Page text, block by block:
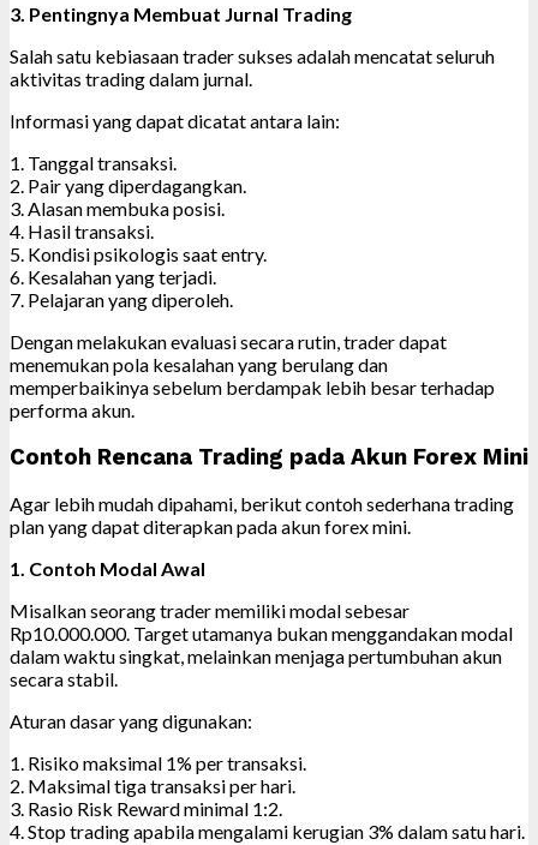
3. Pentingnya Membuat Jurnal Trading
Salah satu kebiasaan trader sukses adalah mencatat seluruh
aktivitas trading dalam jurnal.
Informasi yang dapat dicatat antara lain:
1. Tanggal transaksi.
2. Pair yang diperdagangkan.
3. Alasan membuka posisi.
4. Hasil transaksi.
5. Kondisi psikologis saat entry.
6. Kesalahan yang terjadi.
7. Pelajaran yang diperoleh.
Dengan melakukan evaluasi secara rutin, trader dapat
menemukan pola kesalahan yang berulang dan
memperbaikinya sebelum berdampak lebih besar terhadap
performa akun.
Contoh Rencana Trading pada Akun Forex Mini
Agar lebih mudah dipahami, berikut contoh sederhana trading
plan yang dapat diterapkan pada akun forex mini.
1. Contoh Modal Awal
Misalkan seorang trader memiliki modal sebesar
Rp10.000.000. Target utamanya bukan menggandakan modal
dalam waktu singkat, melainkan menjaga pertumbuhan akun
secara stabil.
Aturan dasar yang digunakan:
1. Risiko maksimal 1% per transaksi.
2. Maksimal tiga transaksi per hari.
3. Rasio Risk Reward minimal 1:2.
4. Stop trading apabila mengalami kerugian 3% dalam satu hari.